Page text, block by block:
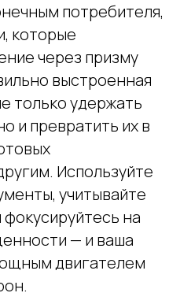
потребителя,
которые
через призму
выстроенная
только удержать
и превратить их в
Используйте
учитывайте
на
— и ваша
двигателем